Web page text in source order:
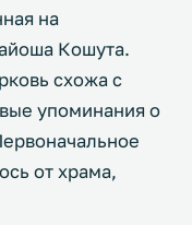
на
Кошута.
схожа с
упоминания о
от храма,